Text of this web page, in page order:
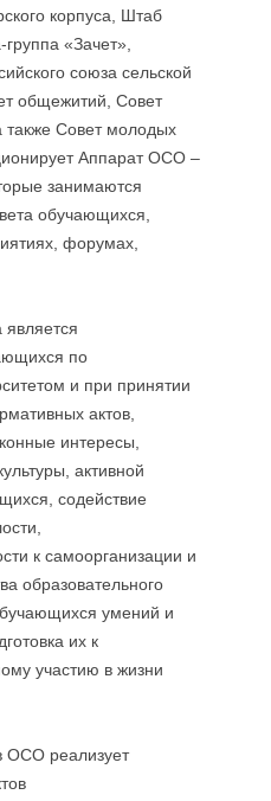
корпуса, Штаб
«Зачет»,
союза сельской
общежитий, Совет
Совет молодых
Аппарат ОСО –
занимаются
обучающихся,
форумах,
по
и при принятии
актов,
интересы,
активной
содействие
к самоорганизации и
образовательного
умений и
их к
участию в жизни
ОСО реализует